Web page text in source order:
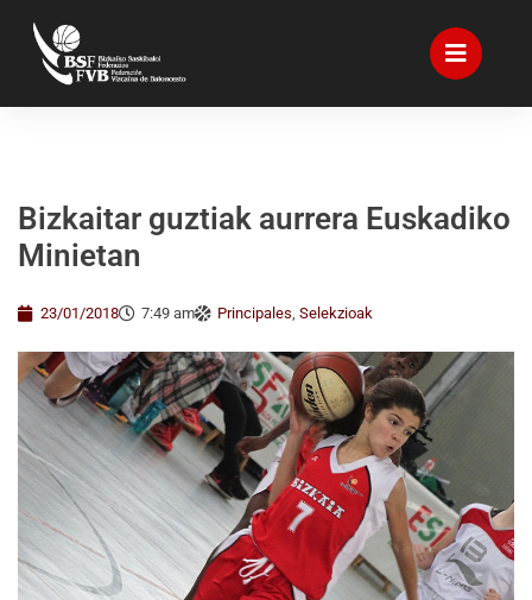
Bizkaitar guztiak aurrera Euskadiko
Minietan
23/01/2018 7:49 am Principales, Selekzioak